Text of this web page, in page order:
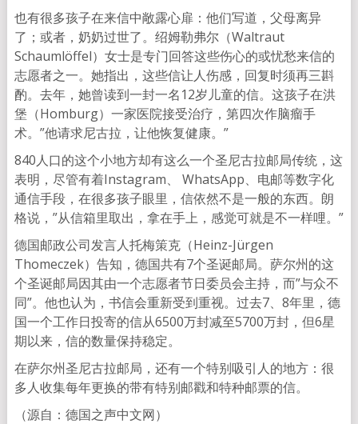
也有很多孩子在来信中敞露心扉：他们写道，父母离异
了；或者，奶奶过世了。绍姆勒弗尔（Waltraut
Schaumlöffel）女士是专门回答这些伤心的或忧愁来信的
志愿者之一。她指出，这些信让人伤感，回复时须再三斟
酌。去年，她曾读到一封一名12岁儿童的信。这孩子在洪
堡（Homburg）一家医院接受治疗，第四次作脑瘤手
术。”他请求尼古拉，让他恢复健康。”
840人口的这个小地方却有这么一个圣尼古拉邮局传统，这
表明，尽管有着Instagram、 WhatsApp、电邮等数字化
通信手段，在很多孩子眼里，信依然不是一般的东西。朗
格说，”从信箱里取出，拿在手上，感觉可就是不一样哩。”
德国邮政公司发言人托梅策克（Heinz-Jürgen
Thomeczek）告知，德国共有7个圣诞邮局。萨尔州的这
个圣诞邮局因其由一个志愿者节日委员会主持，而”与众不
同”。他也认为，书信会重新受到重视。过去7、8年里，德
国一个工作日投寄的信从6500万封减至5700万封，但6星
期以来，信的数量保持稳定。
在萨尔州圣尼古拉邮局，还有一个特别吸引人的地方：很
多人收集每年更换的带有特别邮戳和特种邮票的信。
（源自：德国之声中文网）